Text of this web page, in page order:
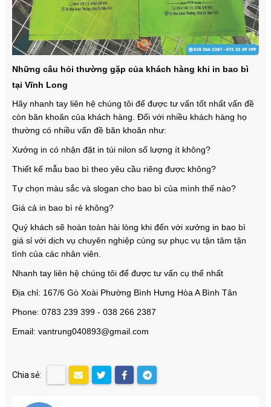
Những câu hỏi thường gặp của khách hàng khi in bao bì
tại Vĩnh Long
Hãy nhanh tay liên hệ chúng tôi để được tư vấn tốt nhất vấn đề
còn băn khoăn của khách hàng. Đối với nhiều khách hàng họ
thường có nhiều vấn đề băn khoăn như:
Xưởng in có nhận đặt in túi nilon số lượng ít không?
Thiết kế mẫu bao bì theo yêu cầu riêng được không?
Tự chọn màu sắc và slogan cho bao bì của mình thế nào?
Giá cả in bao bì rẻ không?
Quý khách sẽ hoàn toàn hài lòng khi đến với xưởng in bao bì
giá sỉ với dịch vụ chuyên nghiệp cùng sự phục vụ tận tâm tận
tình của các nhân viên.
Nhanh tay liên hệ chúng tôi để được tư vấn cụ thể nhất
Địa chỉ: 167/6 Gò Xoài Phường Bình Hưng Hòa A Bình Tân
Phone: 0783 239 399 - 038 266 2387
Email: vantrung040893@gmail.com
Chia sẻ: